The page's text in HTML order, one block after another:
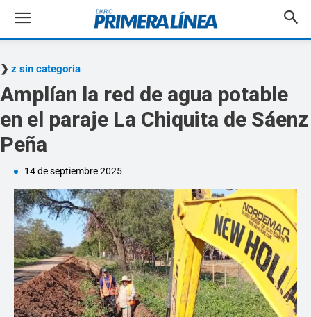
z sin categoria
Amplían la red de agua potable
en el paraje La Chiquita de Sáenz
Peña
14 de septiembre 2025